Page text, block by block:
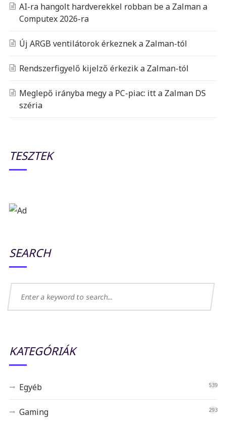
AI-ra hangolt hardverekkel robban be a Zalman a
Computex 2026-ra
Új ARGB ventilátorok érkeznek a Zalman-tól
Rendszerfigyelő kijelző érkezik a Zalman-tól
Meglepő irányba megy a PC-piac: itt a Zalman DS
széria
TESZTEK
SEARCH
KATEGÓRIÁK
Egyéb 539
Gaming 293